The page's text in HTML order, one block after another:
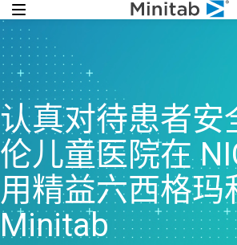
认真对待患者安
伦儿童医院在
用精益六西格玛
Minitab